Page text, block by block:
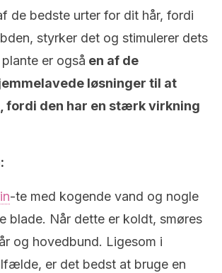
de bedste urter for dit hår, fordi
styrker det og stimulerer dets
er også en af de
løsninger til at
fordi den har en stærk virkning
-te med kogende vand og nogle
blade. Når dette er koldt, smøres
og hovedbund. Ligesom i
er det bedst at bruge en